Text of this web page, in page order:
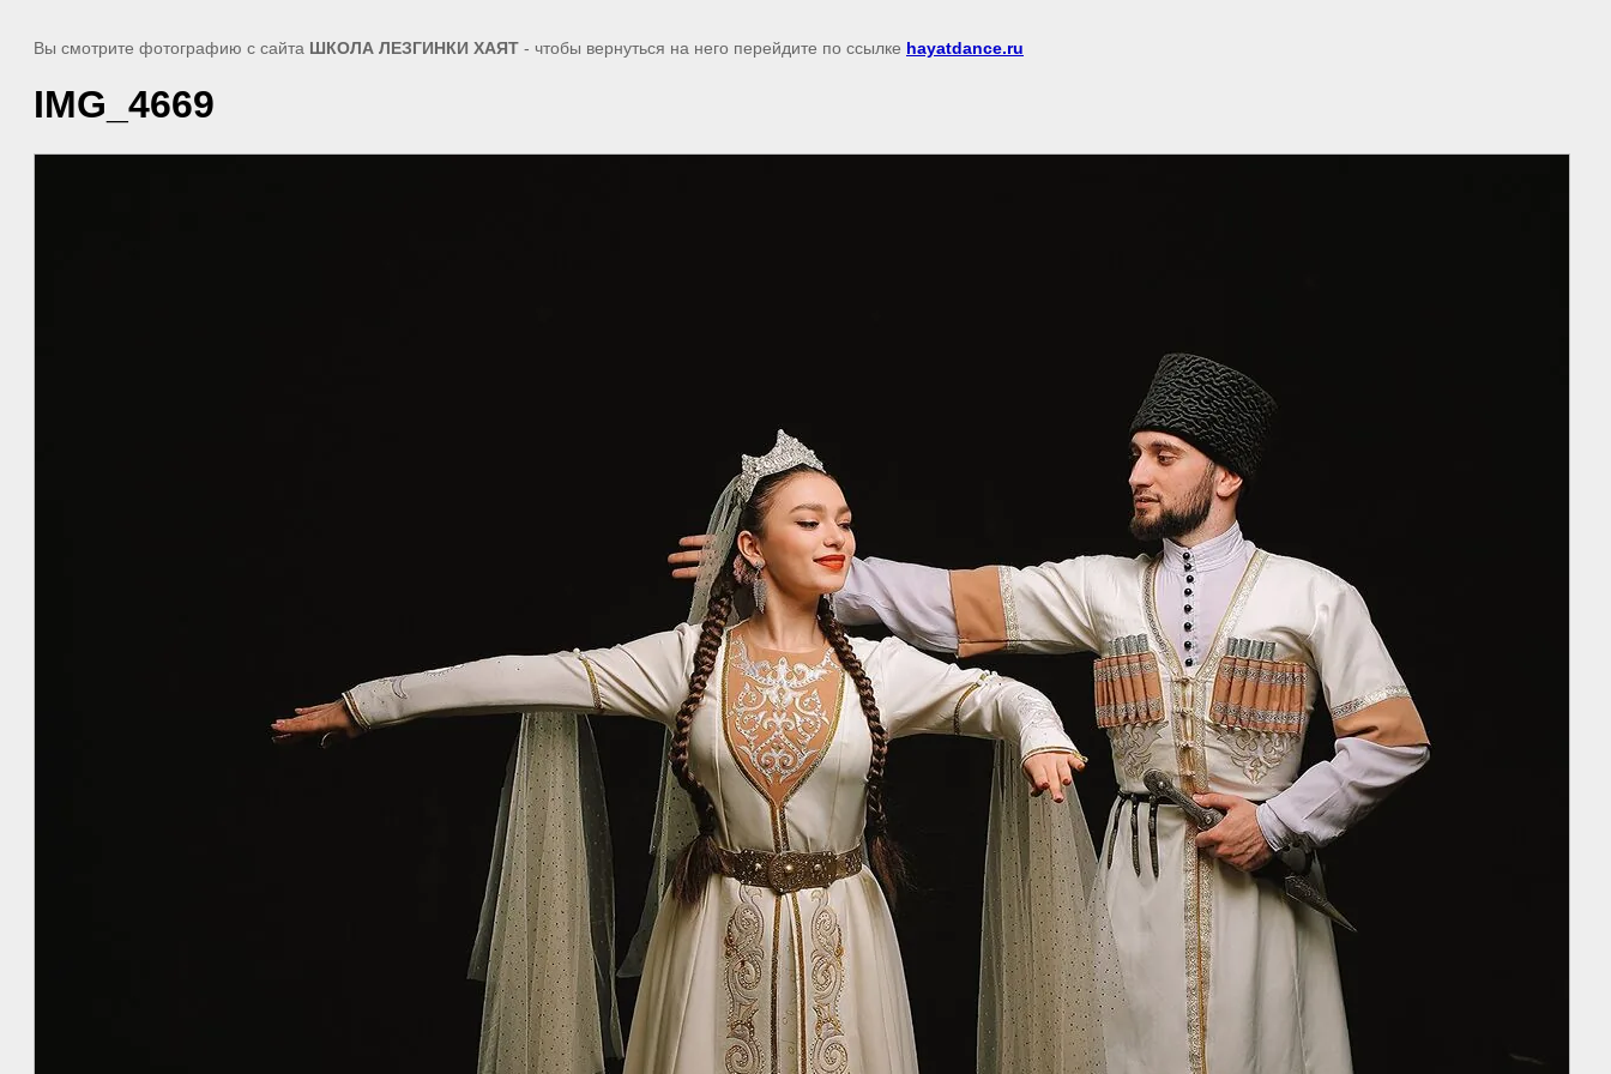
Вы смотрите фотографию с сайта ШКОЛА ЛЕЗГИНКИ ХАЯТ - чтобы вернуться на него перейдите по ссылке hayatdance.ru
IMG_4669